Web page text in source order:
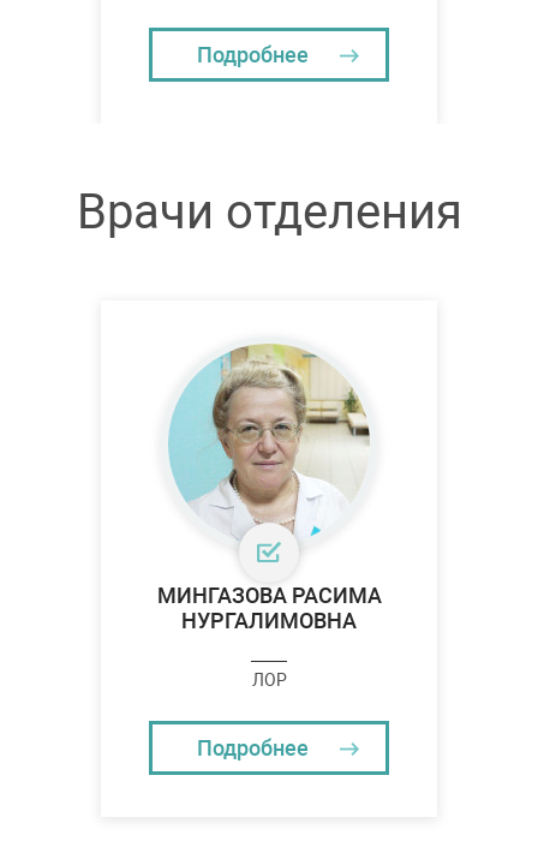
Подробнее
Врачи отделения
МИНГАЗОВА РАСИМА
НУРГАЛИМОВНА
ЛОР
Подробнее